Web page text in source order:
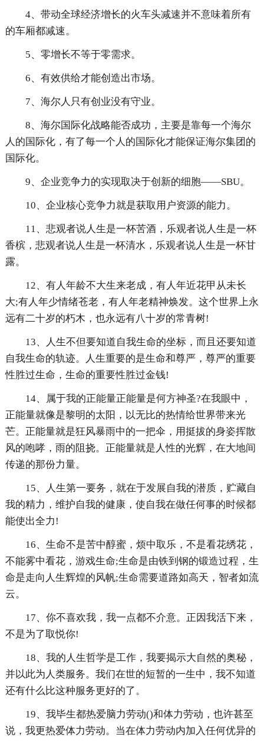
4、带动全球经济增长的火车头减速并不意味着所有
的车厢都减速。
5、零增长不等于零需求。
6、有效供给才能创造出市场。
7、海尔人只有创业没有守业。
8、海尔国际化战略能否成功，主要是靠每一个海尔
人的国际化，有了每一个人的国际化才能保证海尔集团的
国际化。
9、企业竞争力的实现取决于创新的细胞——SBU。
10、企业核心竞争力就是获取用户资源的能力。
11、悲观者说人生是一杯苦酒，乐观者说人生是一杯
香槟，悲观者说人生是一杯清水，乐观者说人生是一杯甘
露。
12、有人年龄不大生来老成，有人年近花甲从未长
大;有人年少情绪苍老，有人年老精神焕发。这个世界上永
远有二十岁的朽木，也永远有八十岁的常青树!
13、人生不但要知道自我生命的坐标，而且还要知道
自我生命的轨迹。人生重要的是生命和尊严，尊严的重要
性胜过生命，生命的重要性胜过金钱!
14、属于我的正能量正能量是何方神圣?在我眼中，
正能量就像是黎明的太阳，以无比的热情给世界带来光
芒。正能量就是狂风暴雨中的一把伞，用挺拔的身姿挥散
风的咆哮，雨的阻挠。正能量就是人性的光辉，在大地间
传递的那份力量。
15、人生第一要务，就在于发展自我的潜质，贮藏自
我的精力，维护自我的健康，使自我在做任何事的时候都
能使出全力!
16、生命不是苦中醇蜜，烦中取乐，不是看花绣花，
不能雾中看花，游戏生命;生命是由铁到钢的锻造过程，生
命是走向人生辉煌的风帆;生命需要道路如高天，智者如流
云。
17、你不喜欢我，我一点都不介意。正因我活下来，
不是为了取悦你!
18、我的人生哲学是工作，我要揭示大自然的奥秘，
并以此为人类服务。我们在世的短暂的一生中，我不知道
还有什么比这种服务更好的了。
19、我毕生都热爱脑力劳动()和体力劳动，也许甚至
说，我更热爱体力劳动。当在体力劳动内加入任何优异的